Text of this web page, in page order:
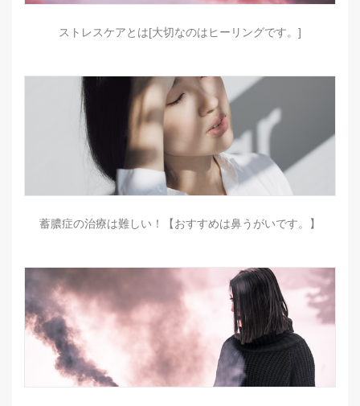
ストレスケアとは[大切なのはヒーリングです。]
蓄膿症の治療は難しい！【おすすめは鼻うがいです。】